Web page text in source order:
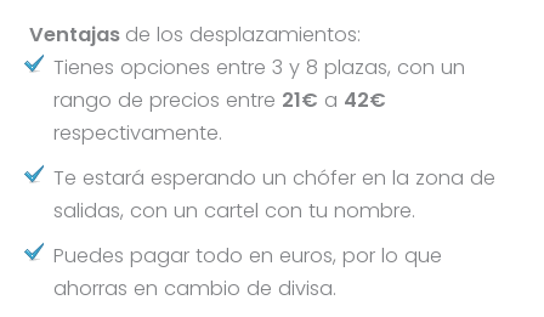
Ventajas de los desplazamientos:
Tienes opciones entre 3 y 8 plazas, con un
rango de precios entre 21€ a 42€
respectivamente.
Te estará esperando un chófer en la zona de
salidas, con un cartel con tu nombre.
Puedes pagar todo en euros, por lo que
ahorras en cambio de divisa.